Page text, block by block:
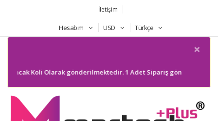
İletişim
Hesabım USD Türkçe
×
Koli Olarak gönderilmektedir. 1 Adet Sipariş